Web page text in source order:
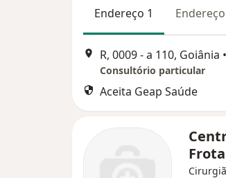
Endereço 1
R, 0009 - a 110, Goiânia •
Consultório particular
Aceita Geap Saúde
Frota